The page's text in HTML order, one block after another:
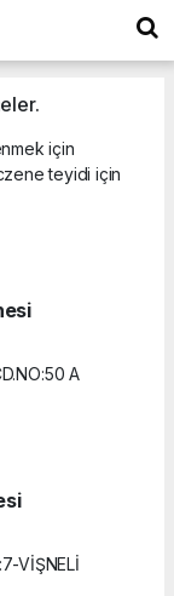
için
teyidi için
A
VİŞNELİ